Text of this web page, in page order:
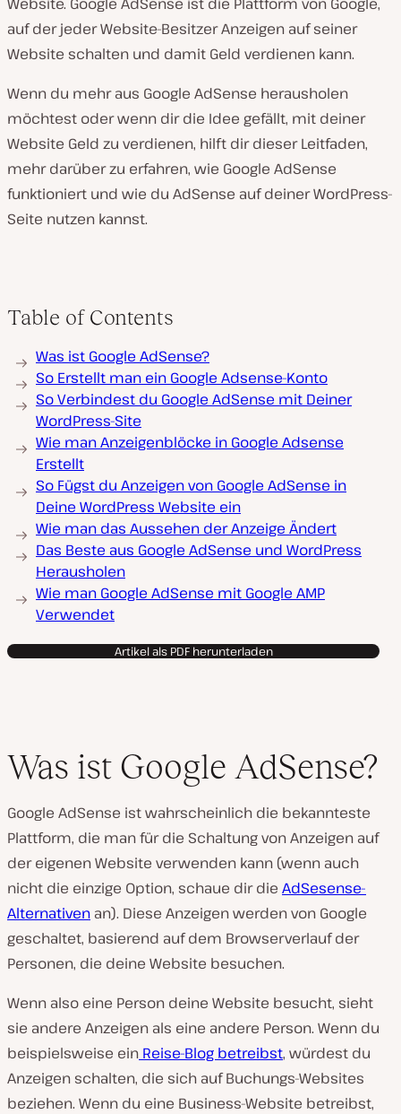
auf der jeder Website-Besitzer Anzeigen auf seiner
Website schalten und damit Geld verdienen kann.
Wenn du mehr aus Google AdSense herausholen
möchtest oder wenn dir die Idee gefällt, mit deiner
Website Geld zu verdienen, hilft dir dieser Leitfaden,
mehr darüber zu erfahren, wie Google AdSense
funktioniert und wie du AdSense auf deiner WordPress-
Seite nutzen kannst.
Table of Contents
Was ist Google AdSense?
So Erstellt man ein Google Adsense-Konto
So Verbindest du Google AdSense mit Deiner
WordPress-Site
Wie man Anzeigenblöcke in Google Adsense
Erstellt
So Fügst du Anzeigen von Google AdSense in
Deine WordPress Website ein
Wie man das Aussehen der Anzeige Ändert
Das Beste aus Google AdSense und WordPress
Herausholen
Wie man Google AdSense mit Google AMP
Verwendet
Artikel als PDF herunterladen
Was ist Google AdSense?
Google AdSense ist wahrscheinlich die bekannteste
Plattform, die man für die Schaltung von Anzeigen auf
der eigenen Website verwenden kann (wenn auch
nicht die einzige Option, schaue dir die AdSesense-
Alternativen an). Diese Anzeigen werden von Google
geschaltet, basierend auf dem Browserverlauf der
Personen, die deine Website besuchen.
Wenn also eine Person deine Website besucht, sieht
sie andere Anzeigen als eine andere Person. Wenn du
beispielsweise ein Reise-Blog betreibst, würdest du
Anzeigen schalten, die sich auf Buchungs-Websites
beziehen. Wenn du eine Business-Website betreibst,